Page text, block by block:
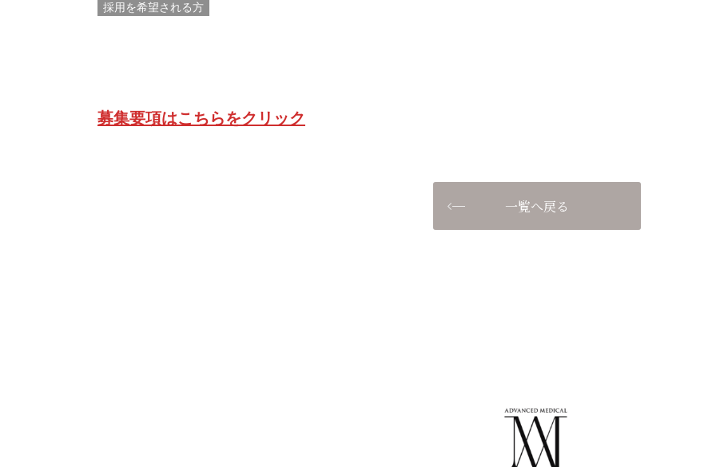
採用を希望される方
募集要項はこちらをクリック
一覧へ戻る